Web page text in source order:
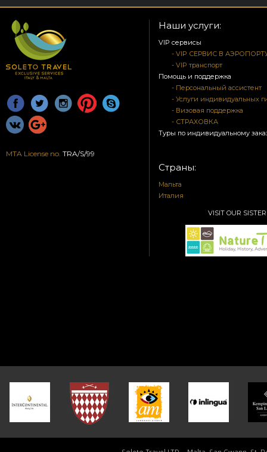
MTA License no. TRA/S/99
Наши услуги:
VIP сервисы
- VIP СЕРВИС В
- VIP транспорт
Помощь и поддержка
- Персональный ассистент
- Услуги индивидуальных
- Визовая поддержка
- СТРАХОВКА
Туры по индивидуальному
Страны:
Мальта
Италия
VISIT OUR